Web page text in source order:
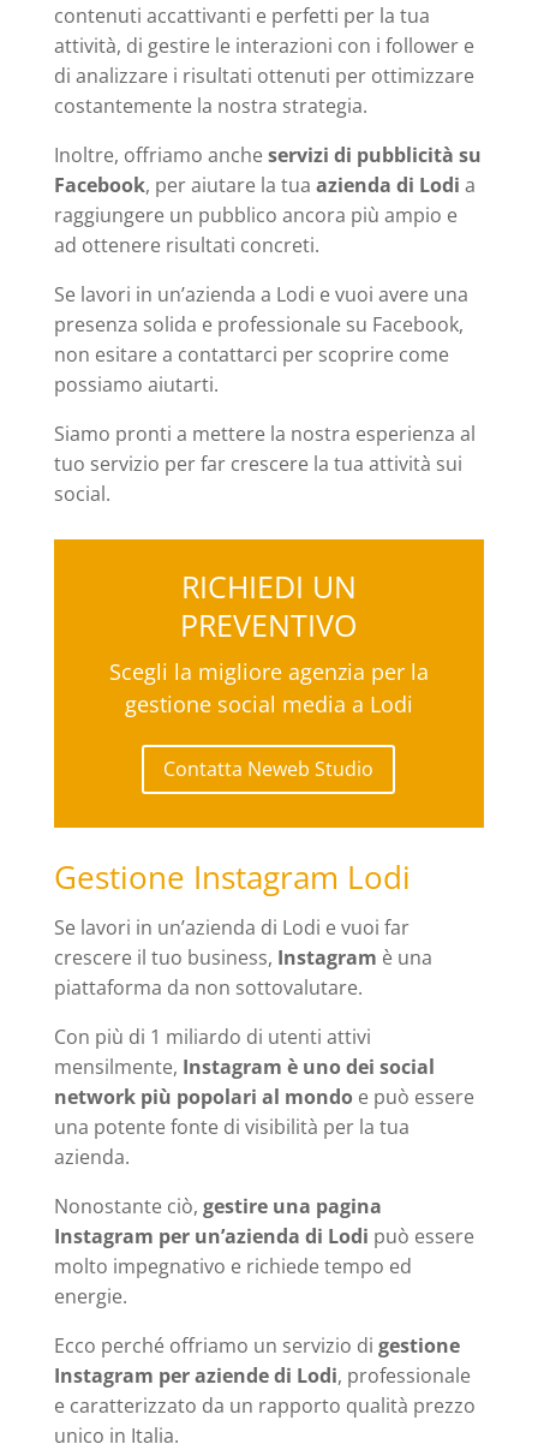
contenuti accattivanti e perfetti per la tua
attività, di gestire le interazioni con i follower e
di analizzare i risultati ottenuti per ottimizzare
costantemente la nostra strategia.
Inoltre, offriamo ancheservizi di pubblicità su
Facebook, per aiutare la tua azienda di Lodi a
raggiungere un pubblico ancora più ampio e
ad ottenere risultati concreti.
Se lavori in un’azienda a Lodi e vuoi avere una
presenza solida e professionale su Facebook,
non esitare a contattarci per scoprire come
possiamo aiutarti.
Siamo pronti a mettere la nostra esperienza al
tuo servizio per far crescere la tua attività sui
social.
RICHIEDI UN
PREVENTIVO
Scegli la migliore agenzia per la
gestione social media a Lodi
Contatta Neweb Studio
Gestione Instagram Lodi
Se lavori in un’azienda di Lodi e vuoi far
crescere il tuo business, Instagram è una
piattaforma da non sottovalutare.
Con più di 1 miliardo di utenti attivi
mensilmente, Instagram è uno dei social
network più popolari al mondoe può essere
una potente fonte di visibilità per la tua
azienda.
Nonostante ciò, gestire una pagina
Instagram per un’azienda di Lodi può essere
molto impegnativo e richiede tempo ed
energie.
Ecco perché offriamo un servizio di gestione
Instagram per aziende di Lodi, professionale
e caratterizzato da un rapporto qualità prezzo
unico in Italia.